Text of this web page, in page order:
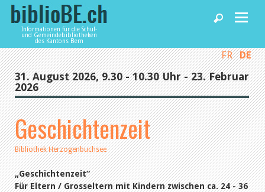
Informationen für die Schul-
und Gemeindebibliotheken
des Kantons Bern
Home
News und Fachbeiträge
Bibliotheken
Agenda
FR DE
31. August 2026, 9.30 - 10.30 Uhr - 23. Februar
2026
Geschichtenzeit
Bibliothek Herzogenbuchsee
„Geschichtenzeit“
Für Eltern / Grosseltern mit Kindern zwischen ca. 24 - 36